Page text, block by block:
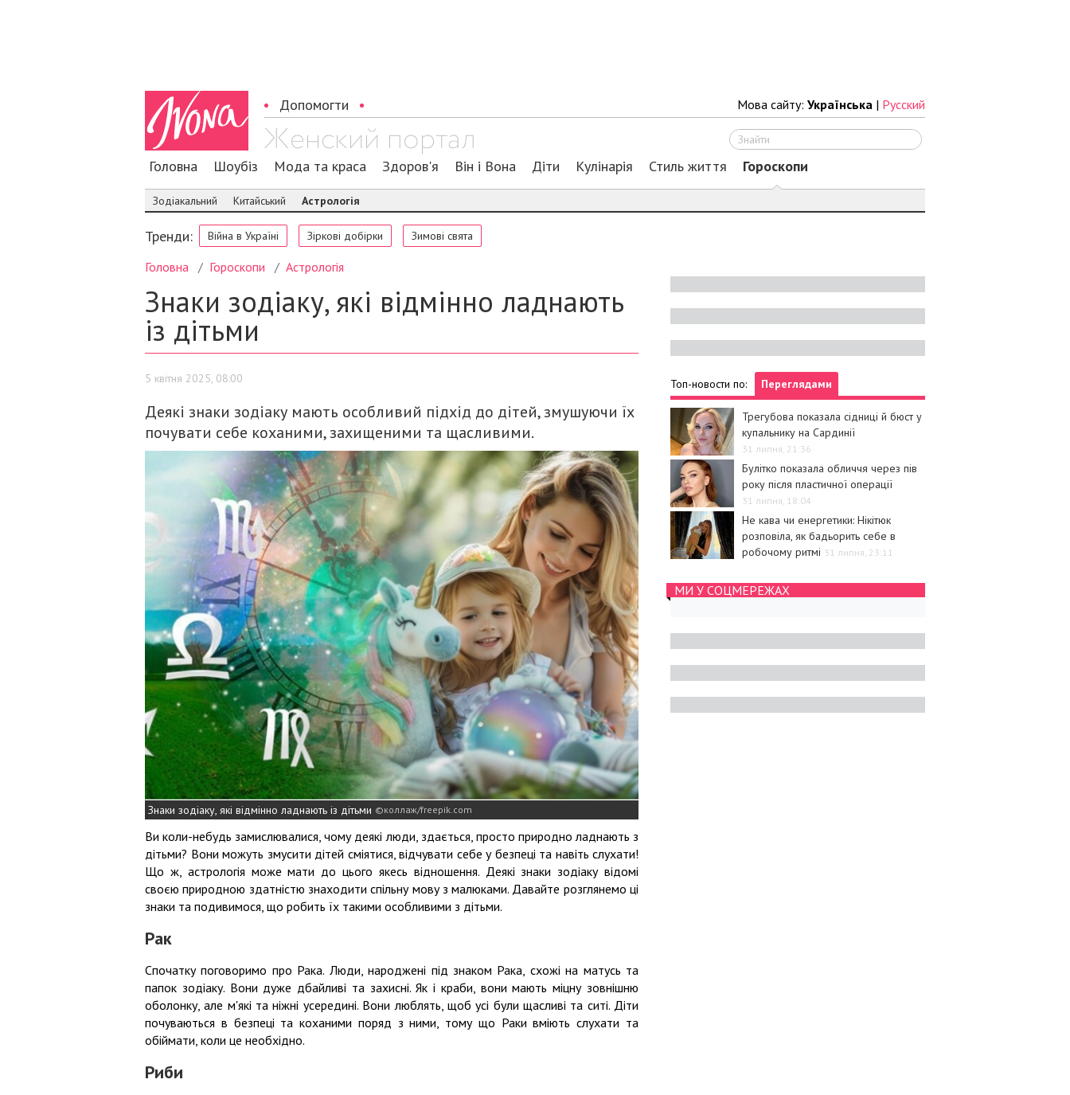
Допомогти Мова сайту: Українська | Русский
Головна Шоубіз Мода та краса Здоров'я Він і Вона Діти Кулінарія Стиль життя Гороскопи
Зодіакальний Китайський Астрологія
Тренди: Війна в Україні Зіркові добірки Зимові свята
Головна Гороскопи Астрологія
Знаки зодіаку, які відмінно ладнають
із дітьми
5 квітня 2025, 08:00
Деякі знаки зодіаку мають особливий підхід до дітей, змушуючи їх
почувати себе коханими, захищеними та щасливими.
Знаки зодіаку, які відмінно ладнають із дітьми коллаж/freepik.com
Ви коли-небудь замислювалися, чому деякі люди, здається, просто природно ладнають з
дітьми? Вони можуть змусити дітей сміятися, відчувати себе у безпеці та навіть слухати!
Що ж, астрологія може мати до цього якесь відношення. Деякі знаки зодіаку відомі
своєю природною здатністю знаходити спільну мову з малюками. Давайте розглянемо ці
знаки та подивимося, що робить їх такими особливими з дітьми.
Рак
Спочатку поговоримо про Рака. Люди, народжені під знаком Рака, схожі на матусь та
папок зодіаку. Вони дуже дбайливі та захисні. Як і краби, вони мають міцну зовнішню
оболонку, але м'які та ніжні усередині. Вони люблять, щоб усі були щасливі та ситі. Діти
почуваються в безпеці та коханими поряд з ними, тому що Раки вміють слухати та
обіймати, коли це необхідно.
Риби
Топ-новости по: Переглядами
Трегубова показала сідниці й бюст у
купальнику на Сардинії
31 липня, 21:36
Булітко показала обличчя через пів
року після пластичної операції
31 липня, 18:04
Не кава чи енергетики: Нікітюк
розповіла, як бадьорить себе в
робочому ритмі 31 липня, 23:11
МИ У СОЦМЕРЕЖАХ